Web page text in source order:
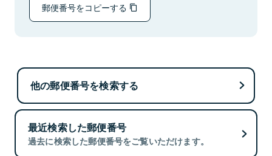
郵便番号をコピーする
他の郵便番号を検索する
最近検索した郵便番号
過去に検索した郵便番号をご覧いただけます。